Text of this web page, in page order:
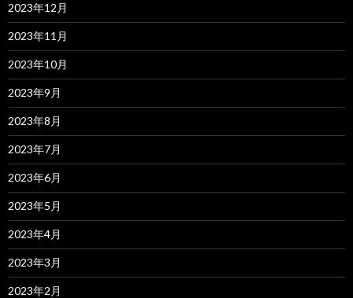
2023年12月
2023年11月
2023年10月
2023年9月
2023年8月
2023年7月
2023年6月
2023年5月
2023年4月
2023年3月
2023年2月